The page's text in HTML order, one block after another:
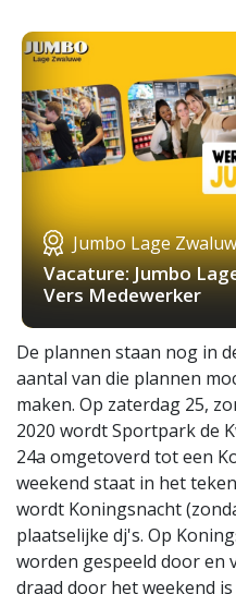
Jumbo Lage
Vacature: Jumbo
Vers Medewerker
De plannen staan nog in
aantal van die plannen
maken. Op zaterdag 25,
2020 wordt Sportpark de
24a omgetoverd tot een
weekend staat in het
wordt Koningsnacht
plaatselijke dj's. Op
worden gespeeld door en
draad door het weekend